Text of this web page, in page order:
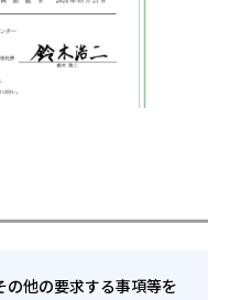
他の要求する事項等を